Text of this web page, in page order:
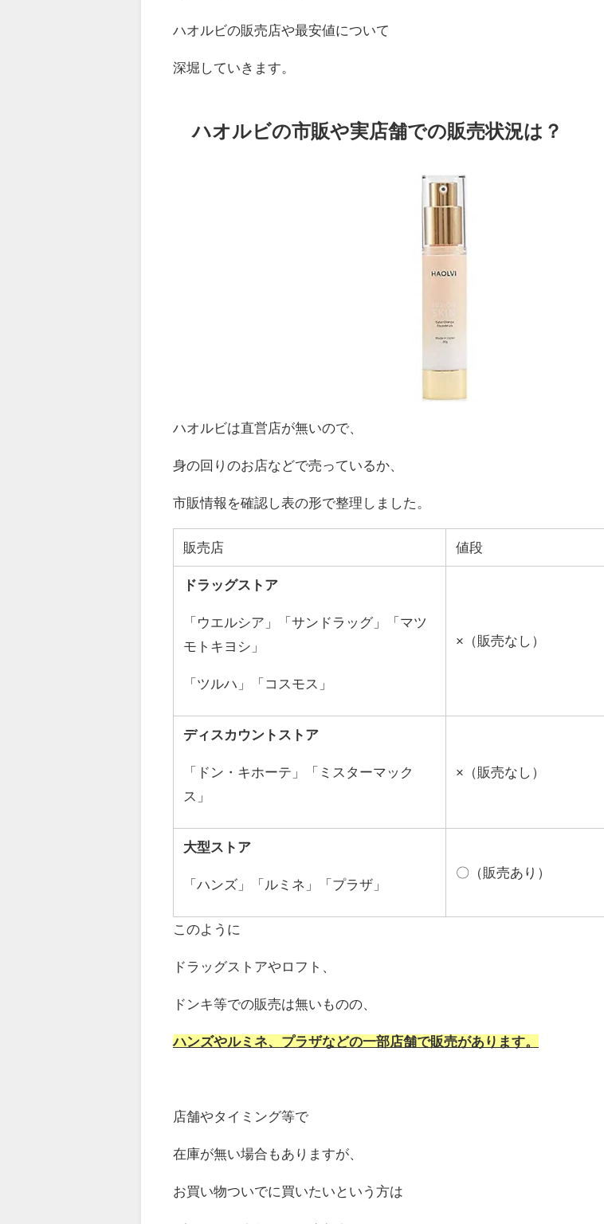
ハオルビの販売店や最安値について
深堀していきます。
ハオルビの市販や実店舗での販売状況は？
ハオルビは直営店が無いので、
身の回りのお店などで売っているか、
市販情報を確認し表の形で整理しました。
販売店 値段
ドラッグストア
「ウエルシア」「サンドラッグ」「マツ
モトキヨシ」
「ツルハ」「コスモス」
×（販売なし）
ディスカウントストア
「ドン・キホーテ」「ミスターマック
ス」
×（販売なし）
大型ストア
「ハンズ」「ルミネ」「プラザ」
〇（販売あり）
このように
ドラッグストアやロフト、
ドンキ等での販売は無いものの、
ハンズやルミネ、プラザなどの一部店舗で販売があります。
店舗やタイミング等で
在庫が無い場合もありますが、
お買い物ついでに買いたいという方は